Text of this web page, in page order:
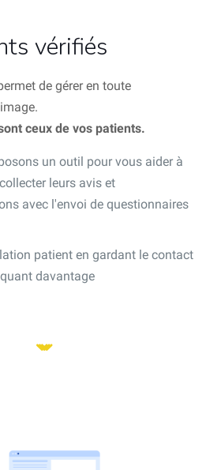
vérifiés
de gérer en toute
ceux de vos patients.
un outil pour vous aider à
leurs avis et
avec l'envoi de questionnaires
patient en gardant le contact
davantage